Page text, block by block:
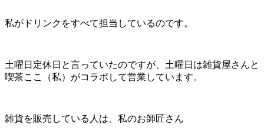
私がドリンクをすべて担当しているのです。
土曜日定休日と言っていたのですが、土曜日は雑貨屋さんと
喫茶ここ（私）がコラボして営業しています。
雑貨を販売している人は、私のお師匠さん